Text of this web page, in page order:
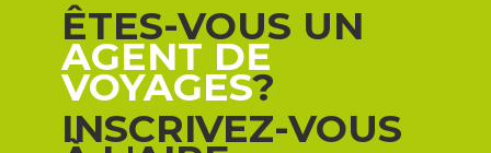
ÊTES-VOUS UN
AGENT DE
VOYAGES?
INSCRIVEZ-VOUS